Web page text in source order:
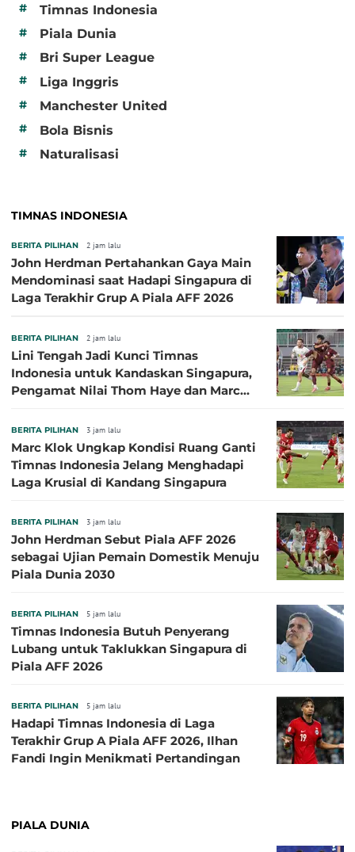
#
Timnas Indonesia
# Piala Dunia
# Bri Super League
# Liga Inggris
# Manchester United
# Bola Bisnis
# Naturalisasi
TIMNAS INDONESIA
BERITA PILIHAN 2 jam lalu
John Herdman Pertahankan Gaya Main
Mendominasi saat Hadapi Singapura di
Laga Terakhir Grup A Piala AFF 2026
BERITA PILIHAN 2 jam lalu
Lini Tengah Jadi Kunci Timnas
Indonesia untuk Kandaskan Singapura,
Pengamat Nilai Thom Haye dan Marc
BERITA PILIHAN 3 jam lalu
Marc Klok Ungkap Kondisi Ruang Ganti
Timnas Indonesia Jelang Menghadapi
Laga Krusial di Kandang Singapura
BERITA PILIHAN 3 jam lalu
John Herdman Sebut Piala AFF 2026
sebagai Ujian Pemain Domestik Menuju
Piala Dunia 2030
BERITA PILIHAN 5 jam lalu
Timnas Indonesia Butuh Penyerang
Lubang untuk Taklukkan Singapura di
Piala AFF 2026
BERITA PILIHAN 5 jam lalu
Hadapi Timnas Indonesia di Laga
Terakhir Grup A Piala AFF 2026, Ilhan
Fandi Ingin Menikmati Pertandingan
PIALA DUNIA